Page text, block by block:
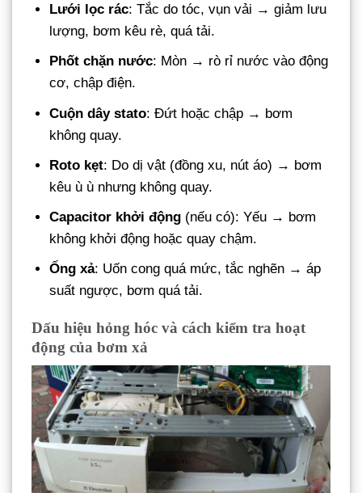
Lưới lọc rác: Tắc do tóc, vụn vải → giảm lưu
lượng, bơm kêu rè, quá tải.
Phốt chặn nước: Mòn → rò rỉ nước vào động
cơ, chập điện.
Cuộn dây stato: Đứt hoặc chập → bơm
không quay.
Roto kẹt: Do dị vật (đồng xu, nút áo) → bơm
kêu ù ù nhưng không quay.
Capacitor khởi động (nếu có): Yếu → bơm
không khởi động hoặc quay chậm.
Ống xả: Uốn cong quá mức, tắc nghẽn → áp
suất ngược, bơm quá tải.
Dấu hiệu hỏng hóc và cách kiểm tra hoạt
động của bơm xả